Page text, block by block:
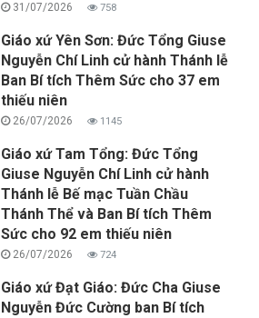
31/07/2026 758
Giáo xứ Yên Sơn: Đức Tổng Giuse
Nguyễn Chí Linh cử hành Thánh lễ
Ban Bí tích Thêm Sức cho 37 em
thiếu niên
26/07/2026 1145
Giáo xứ Tam Tổng: Đức Tổng
Giuse Nguyễn Chí Linh cử hành
Thánh lễ Bế mạc Tuần Chầu
Thánh Thể và Ban Bí tích Thêm
Sức cho 92 em thiếu niên
26/07/2026 724
Giáo xứ Đạt Giáo: Đức Cha Giuse
Nguyễn Đức Cường ban Bí tích